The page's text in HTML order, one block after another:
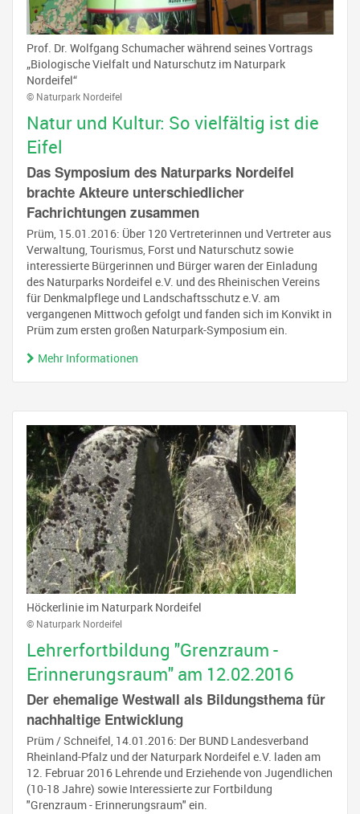
Prof. Dr. Wolfgang Schumacher während seines Vortrags
„Biologische Vielfalt und Naturschutz im Naturpark
Nordeifel“
© Naturpark Nordeifel
Natur und Kultur: So vielfältig ist die
Eifel
Das Symposium des Naturparks Nordeifel
brachte Akteure unterschiedlicher
Fachrichtungen zusammen
Prüm, 15.01.2016: Über 120 Vertreterinnen und Vertreter aus
Verwaltung, Tourismus, Forst und Naturschutz sowie
interessierte Bürgerinnen und Bürger waren der Einladung
des Naturparks Nordeifel e.V. und des Rheinischen Vereins
für Denkmalpflege und Landschaftsschutz e.V. am
vergangenen Mittwoch gefolgt und fanden sich im Konvikt in
Prüm zum ersten großen Naturpark-Symposium ein.
Mehr Informationen
Höckerlinie im Naturpark Nordeifel
© Naturpark Nordeifel
Lehrerfortbildung "Grenzraum -
Erinnerungsraum" am 12.02.2016
Der ehemalige Westwall als Bildungsthema für
nachhaltige Entwicklung
Prüm / Schneifel, 14.01.2016: Der BUND Landesverband
Rheinland-Pfalz und der Naturpark Nordeifel e.V. laden am
12. Februar 2016 Lehrende und Erziehende von Jugendlichen
(10-18 Jahre) sowie Interessierte zur Fortbildung
"Grenzraum - Erinnerungsraum" ein.